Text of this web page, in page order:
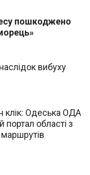
пошкоджено
вибуху
клік: Одеська ОДА
області з